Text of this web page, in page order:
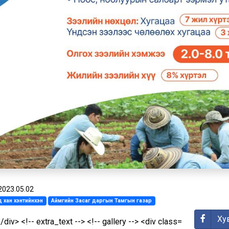
хан хэнтийнхэн Аймгийн Засаг даргын Тамгын газар